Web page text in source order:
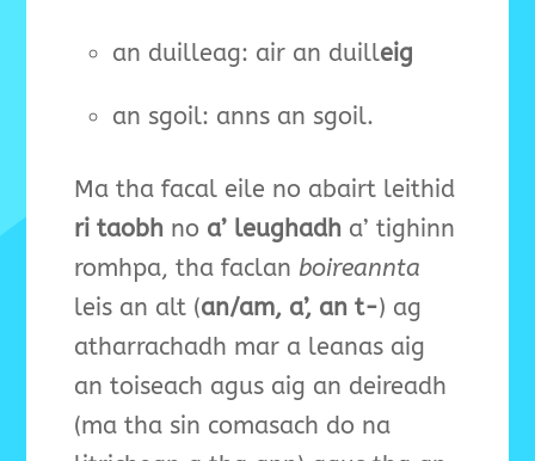
an duilleag: air an duilleig
an sgoil: anns an sgoil.
Ma tha facal eile no abairt leithid
ri taobh no a’ leughadh a’ tighinn
romhpa, tha faclan boireannta
leis an alt (an/am, a’, an t-) ag
atharrachadh mar a leanas aig
an toiseach agus aig an deireadh
(ma tha sin comasach do na